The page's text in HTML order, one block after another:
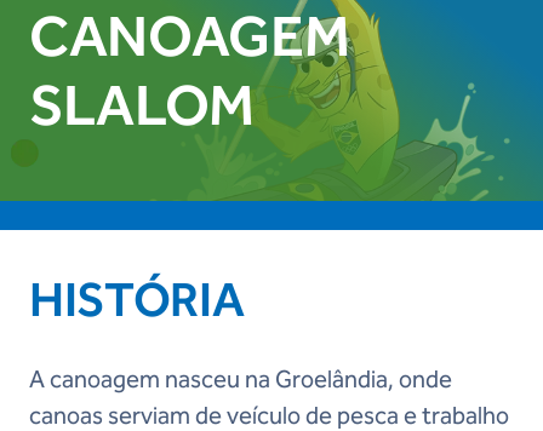
CANOAGEM
SLALOM
HISTÓRIA
A canoagem nasceu na Groelândia, onde
canoas serviam de veículo de pesca e trabalho